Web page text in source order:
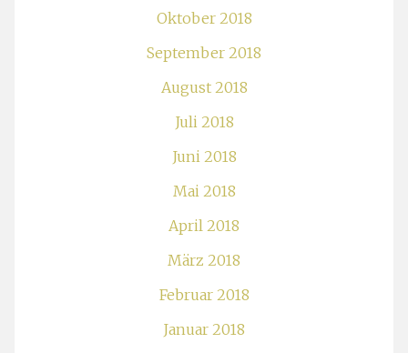
Oktober 2018
September 2018
August 2018
Juli 2018
Juni 2018
Mai 2018
April 2018
März 2018
Februar 2018
Januar 2018